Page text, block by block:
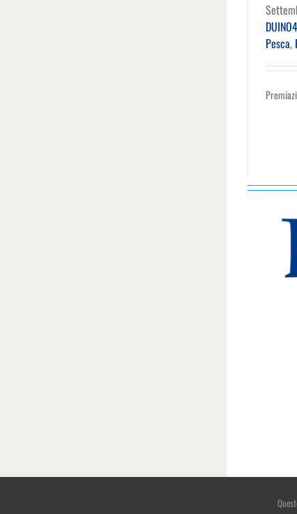
Pesca,
Per offrirti il miglior servizio possibile, in questo sito utilizziamo i cookies.